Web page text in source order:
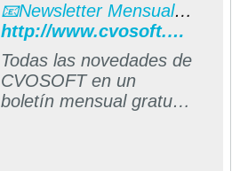
📧Newsletter Mensual CVOSOFT
http://www.cvosoft.com/boletines/boletines_esap.php#formulario
Todas las novedades de
CVOSOFT en un
boletín mensual gratuito